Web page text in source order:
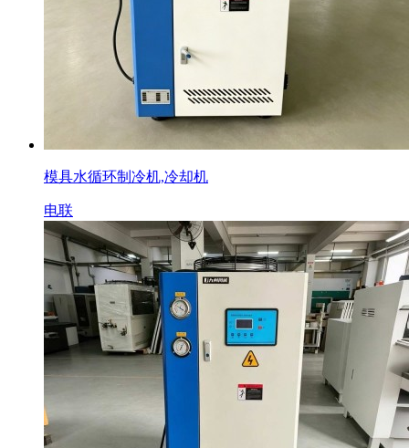
模具水循环制冷机,冷却机
电联